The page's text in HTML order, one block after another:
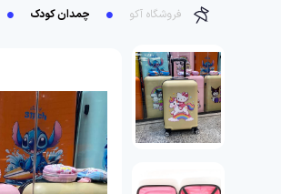
فروشگاه آکو چمدان کودک